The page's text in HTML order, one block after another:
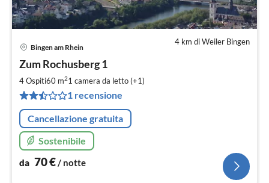
4 km di Weiler Bingen
Bingen am Rhein
Zum Rochusberg 1
4 Ospiti60 m21 camera da letto (+1)
1 recensione
Cancellazione gratuita
Sostenibile
da 70€/ notte